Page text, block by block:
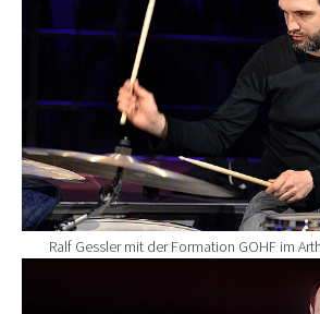
Ralf Gessler mit der Formation GOHF im